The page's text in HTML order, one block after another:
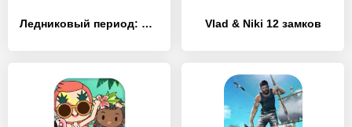
Ледниковый период: Деревушка Vlad & Niki 12 замков